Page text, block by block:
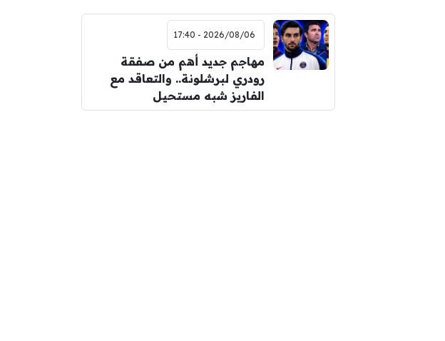
2026/08/06 - 17:40
مهاجم جديد أهم من صفقة
رودري لبرشلونة.. والتعاقد مع
الفاريز شبه مستحيل